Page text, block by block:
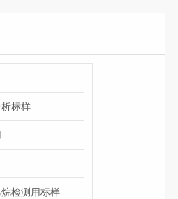
标样
检测用标样